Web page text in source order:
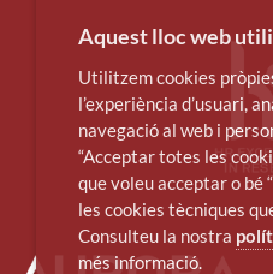
Aquest lloc web
Utilitzem cookies
l’experiència d’usuari,
navegació al web i
“Acceptar totes les
que voleu acceptar o bé
les cookies tècniques
Consulteu la nostra
més informació.